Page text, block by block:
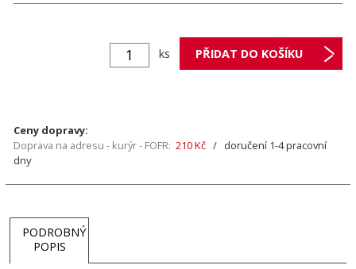
ks
Ceny dopravy:
Doprava na adresu - kurýr - FOFR: 210 Kč / doručení 1-4 pracovní
dny
PODROBNÝ
POPIS